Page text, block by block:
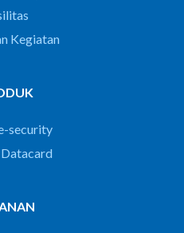
Kegiatan
security